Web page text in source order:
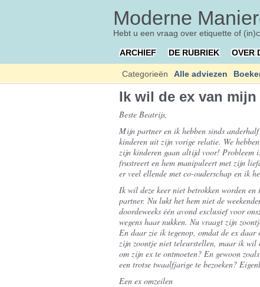
Moderne
Hebt u een vraag over etiquette of
ARCHIEF DE RUBRIEK OVER
Categorieën Alle adviezen
Ik wil de ex van
Beste Beatrijs,
Mijn partner en ik hebben sinds
kinderen uit zijn vorige relatie. We
zijn kinderen gaan altijd voor! Probleem
frustreert en hem manipuleert met zijn
er veel ellende met co-ouderschap en ik
Ik wil deze keer niet betrokken worden
partner. Nu lukt het hem niet de
doordeweeks één avond exclusief voor
wegens haar nukken. Nu vraagt zijn
En daar zie ik tegenop, omdat de ex
zijn zoontje niet teleurstellen, maar ik
om zijn ex te ontmoeten? En gewoon
een trotse twaalfjarige te bezoeken?
Een ex omzeilen